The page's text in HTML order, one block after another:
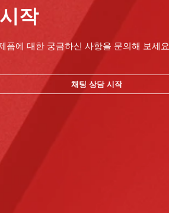
작
품에 대한 궁금하신 사항을 문의해 보세요.
채팅 상담 시작